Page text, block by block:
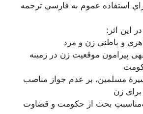
استفاده عموم‌ به‌ فارسي‌ ترجمه‌
این اثر:
و باطنی زن و مرد
پیرامون موقعیت زن در زمینه
مسلمین، بر عدم جواز مناصب
زن
بحث از حکومت و قضاوت